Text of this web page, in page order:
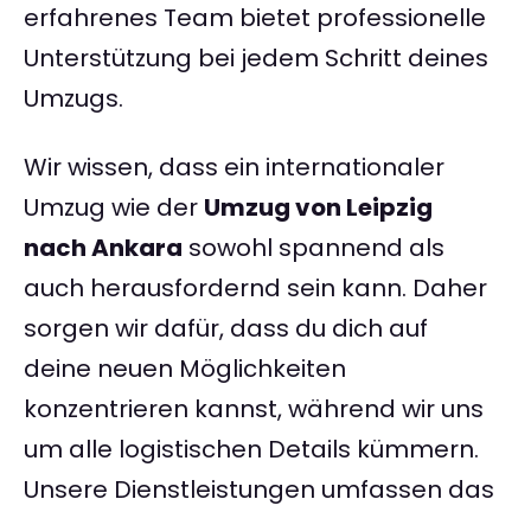
erfahrenes Team bietet professionelle
Unterstützung bei jedem Schritt deines
Umzugs.
Wir wissen, dass ein internationaler
Umzug wie der Umzug von Leipzig
nach Ankara sowohl spannend als
auch herausfordernd sein kann. Daher
sorgen wir dafür, dass du dich auf
deine neuen Möglichkeiten
konzentrieren kannst, während wir uns
um alle logistischen Details kümmern.
Unsere Dienstleistungen umfassen das